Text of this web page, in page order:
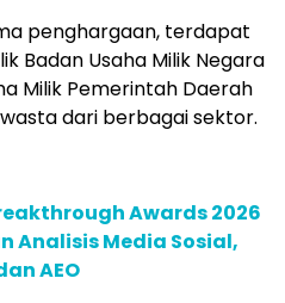
penghargaan, terdapat
Badan Usaha Milik Negara
Milik Pemerintah Daerah
dari berbagai sektor.
Awards 2026
Analisis Media Sosial,
AEO